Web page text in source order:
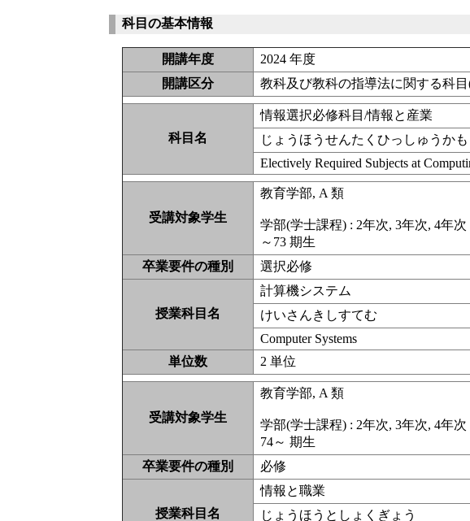
科目の基本情報
開講年度
2024 年度
開講区分
教科及び教科の指導法に関する科
科目名
情報選択必修科目/情報と産業
じょうほうせんたくひっしゅうか
Electively Required Subjects at
受講対象学生
教育学部, A 類
学部(学士課程) : 2年次, 3年次, 4年次
～73 期生
卒業要件の種別
選択必修
授業科目名
計算機システム
けいさんきしすてむ
Computer Systems
単位数
2 単位
受講対象学生
教育学部, A 類
学部(学士課程) : 2年次, 3年次, 4年次
74～ 期生
卒業要件の種別
必修
授業科目名
情報と職業
じょうほうとしょくぎょう